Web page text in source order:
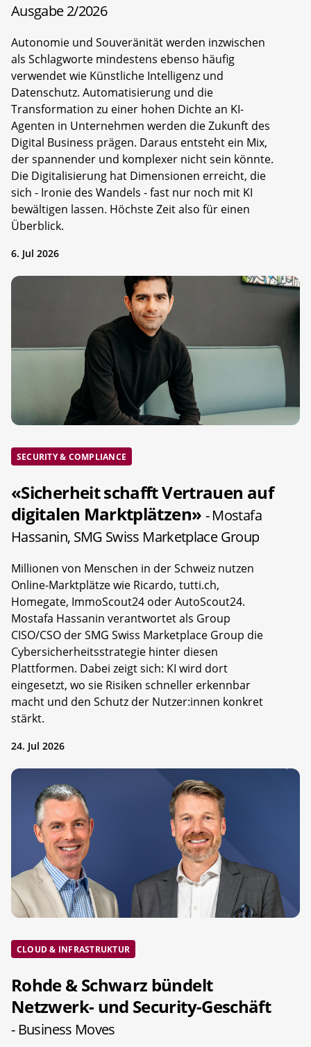
Ausgabe 2/2026
Autonomie und Souveränität werden inzwischen
als Schlagworte mindestens ebenso häufig
verwendet wie Künstliche Intelligenz und
Datenschutz. Automatisierung und die
Transformation zu einer hohen Dichte an KI-
Agenten in Unternehmen werden die Zukunft des
Digital Business prägen. Daraus entsteht ein Mix,
der spannender und komplexer nicht sein könnte.
Die Digitalisierung hat Dimensionen erreicht, die
sich - Ironie des Wandels - fast nur noch mit KI
bewältigen lassen. Höchste Zeit also für einen
Überblick.
6. Jul 2026
SECURITY & COMPLIANCE
«Sicherheit schafft Vertrauen auf
digitalen Marktplätzen» - Mostafa
Hassanin, SMG Swiss Marketplace Group
Millionen von Menschen in der Schweiz nutzen
Online-Marktplätze wie Ricardo, tutti.ch,
Homegate, ImmoScout24 oder AutoScout24.
Mostafa Hassanin verantwortet als Group
CISO/CSO der SMG Swiss Marketplace Group die
Cybersicherheitsstrategie hinter diesen
Plattformen. Dabei zeigt sich: KI wird dort
eingesetzt, wo sie Risiken schneller erkennbar
macht und den Schutz der Nutzer:innen konkret
stärkt.
24. Jul 2026
CLOUD & INFRASTRUKTUR
Rohde & Schwarz bündelt
Netzwerk- und Security-Geschäft
- Business Moves